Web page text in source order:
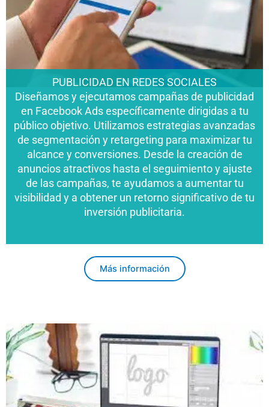
PUBLICIDAD EN REDES SOCIALES
Diseñamos y ejecutamos campañas de publicidad
en Facebook Ads específicamente dirigidas a tu
público objetivo. Utilizamos estrategias avanzadas
de segmentación y retargeting para maximizar tu
alcance y conversiones. Desde la creación de
anuncios atractivos hasta el seguimiento y ajuste
de las campañas, te ayudamos a aumentar tu
visibilidad y a obtener un retorno significativo de tu
inversión publicitaria.
Más información